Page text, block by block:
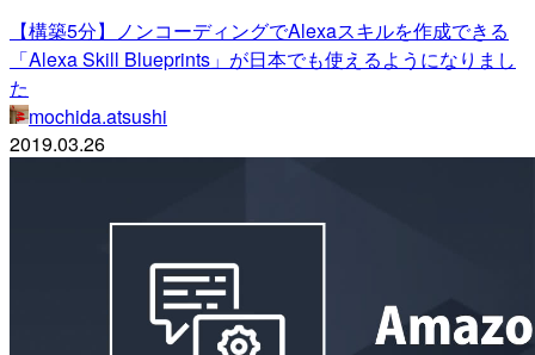
【構築5分】ノンコーディングでAlexaスキルを作成できる
「Alexa Skill Blueprints」が日本でも使えるようになりまし
た
mochida.atsushi
2019.03.26